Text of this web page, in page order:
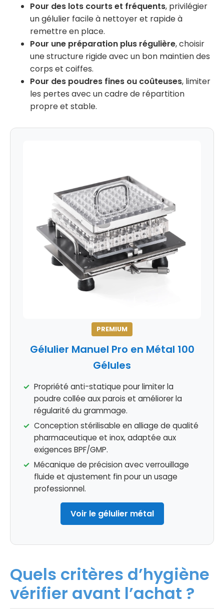
Pour des lots courts et fréquents, privilégier
un gélulier facile à nettoyer et rapide à
remettre en place.
Pour une préparation plus régulière, choisir
une structure rigide avec un bon maintien des
corps et coiffes.
Pour des poudres fines ou coûteuses, limiter
les pertes avec un cadre de répartition
propre et stable.
PREMIUM
Gélulier Manuel Pro en Métal 100
Gélules
Propriété anti-statique pour limiter la
poudre collée aux parois et améliorer la
régularité du grammage.
Conception stérilisable en alliage de qualité
pharmaceutique et inox, adaptée aux
exigences BPF/GMP.
Mécanique de précision avec verrouillage
fluide et ajustement fin pour un usage
professionnel.
Voir le gélulier métal
Quels critères d’hygiène
vérifier avant l’achat ?